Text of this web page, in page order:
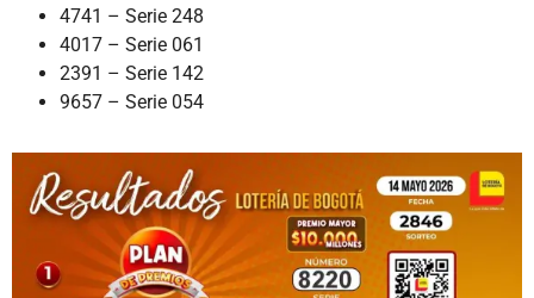
4741 – Serie 248
4017 – Serie 061
2391 – Serie 142
9657 – Serie 054